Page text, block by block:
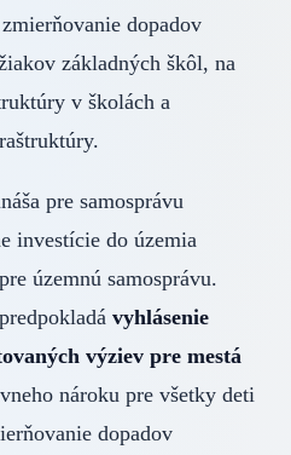
dopadov
základných škôl, na
v školách a
pre samosprávu
investície do územia
územnú samosprávu.
vyhlásenie
výziev pre mestá
nároku pre všetky deti
dopadov